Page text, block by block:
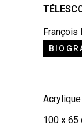
François
100 x 65